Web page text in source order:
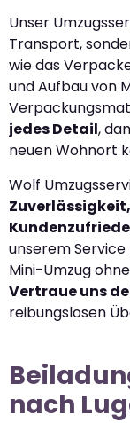
Unser
Transport,
wie das
und Aufbau von
jedes Detail,
neuen Wohnort
Wolf
unserem
Mini-Umzug
Vertraue uns
reibungslosen
nach